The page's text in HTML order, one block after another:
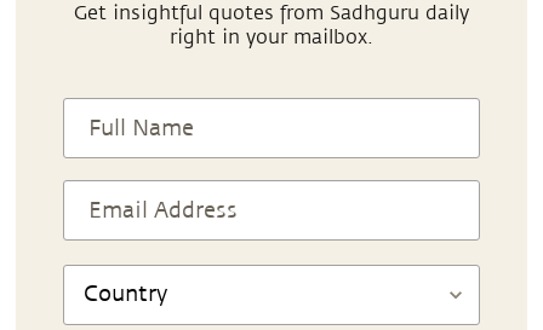
Get insightful quotes from Sadhguru daily
right in your mailbox.